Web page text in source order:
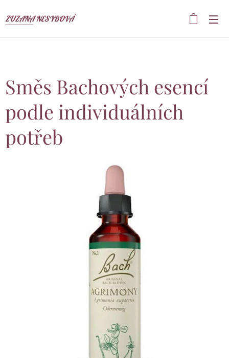
ZUZANA NESYBOVÁ
Směs Bachových esencí
podle individuálních
potřeb